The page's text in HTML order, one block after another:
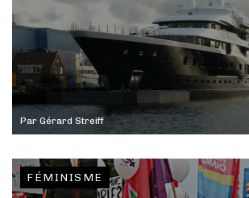
Par Gérard Streiff
FÉMINISME